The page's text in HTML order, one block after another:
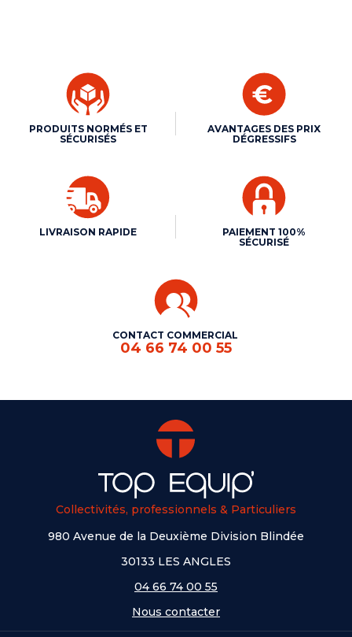
PRODUITS NORMÉS ET
SÉCURISÉS
AVANTAGES DES PRIX
DÉGRESSIFS
LIVRAISON RAPIDE
PAIEMENT 100%
SÉCURISÉ
CONTACT COMMERCIAL
04 66 74 00 55
Collectivités, professionnels & Particuliers
980 Avenue de la Deuxième Division Blindée
30133 LES ANGLES
04 66 74 00 55
Nous contacter